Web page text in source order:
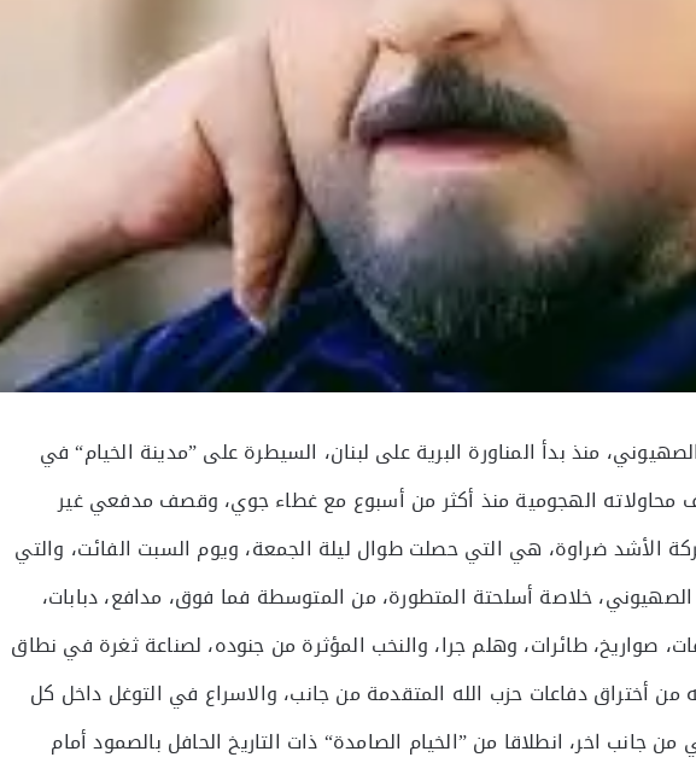
منذ بدأ المناورة البرية على لبنان، السيطرة على ”مدينة الخيام“ في
محاولاته الهجومية منذ أكثر من أسبوع مع غطاء جوي، وقصف مدفعي غير
الأشد ضراوة، هي التي حصلت طوال ليلة الجمعة، ويوم السبت الفائت، والتي
خلاصة أسلحتة المتطورة، من المتوسطة فما فوق، مدافع، دبابات،
صواريخ، طائرات، وهلم جرا، والنخب المؤثرة من جنوده، لصناعة ثغرة في نطاق
من أختراق دفاعات حزب الله المتقدمة من جانب، والاسراع في التوغل داخل كل
من جانب اخر، انطلاقا من ”الخيام الصامدة“ ذات التاريخ الحافل بالصمود أمام